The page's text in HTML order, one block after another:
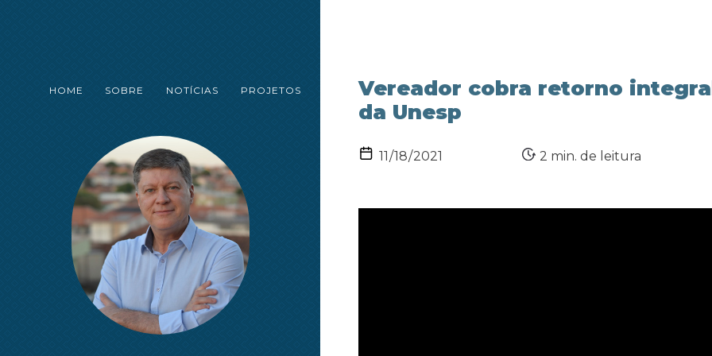
HOME SOBRE NOTÍCIAS PROJETOS
Vereador cobra retorno
da Unesp
2 min. de leitura